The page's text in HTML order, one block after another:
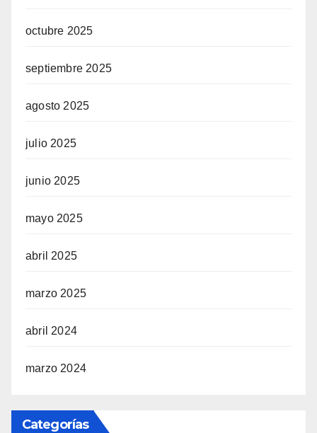
octubre 2025
septiembre 2025
agosto 2025
julio 2025
junio 2025
mayo 2025
abril 2025
marzo 2025
abril 2024
marzo 2024
Categorías